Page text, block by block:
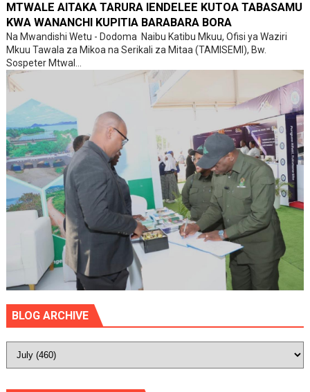
MTWALE AITAKA TARURA IENDELEE KUTOA TABASAMU
KWA WANANCHI KUPITIA BARABARA BORA
‎Na Mwandishi Wetu - Dodoma ‎ ‎Naibu Katibu Mkuu, Ofisi ya Waziri
Mkuu Tawala za Mikoa na Serikali za Mitaa (TAMISEMI), Bw.
Sospeter Mtwal...
BLOG ARCHIVE